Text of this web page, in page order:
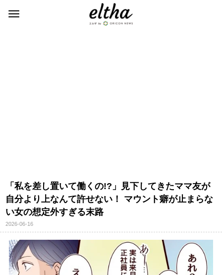
「私を差し置いて働くの!?」見下してきたママ友が
自分より上なんて許せない！ マウント癖が止まらな
い女の想定外すぎる末路
2026-06-16